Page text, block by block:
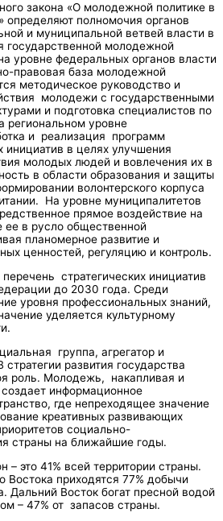
закона «О молодежной политике в
определяют полномочия органов
и муниципальной ветвей власти в
государственной молодежной
уровне федеральных органов власти
правовая база молодежной
методическое руководство и
молодежи с государственными
и подготовка специалистов по
региональном уровне
и реализация программ
в целях улучшения
молодых людей и вовлечения их в
в области образования и защиты
волонтерского корпуса
На уровне муниципалитетов
прямое воздействие на
в русло общественной
планомерное развитие и
ценностей, регуляцию и контроль.
стратегических инициатив
до 2030 года. Среди
уровня профессиональных знаний,
уделяется культурному
группа, агрегатор и
развития государства
роль. Молодежь, накапливая и
информационное
где непреходящее значение
креативных развивающих
социально-
страны на ближайшие годы.
– это 41% всей территории страны.
Востока приходятся 77% добычи
Дальний Восток богат пресной водой
– 47% от запасов страны.